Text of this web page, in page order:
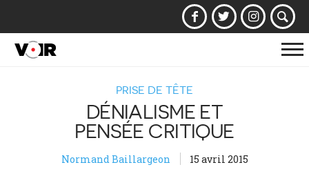
PRISE DE TÊTE
DÉNIALISME ET
PENSÉE CRITIQUE
Normand Baillargeon 15 avril 2015